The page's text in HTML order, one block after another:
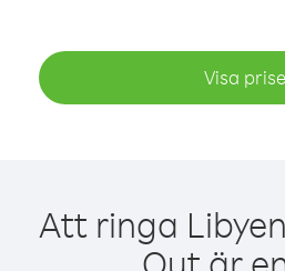
Visa
Att ringa